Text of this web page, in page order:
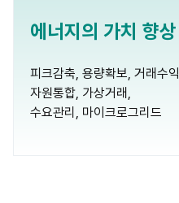
에너지의 가치 향상
피크감축, 용량확보, 거래수익
자원통합, 가상거래,
수요관리, 마이크로그리드